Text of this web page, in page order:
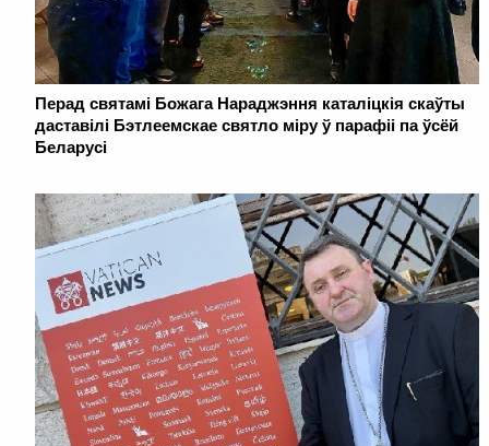
Перад святамі Божага Нараджэння каталіцкія скаўты
даставілі Бэтлеемскае святло міру ў парафіі па ўсёй
Беларусі